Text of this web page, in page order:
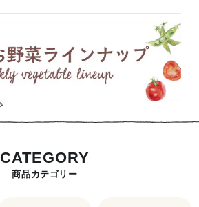
CATEGORY
商品カテゴリー